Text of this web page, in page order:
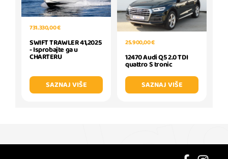
731.330,00 €
SWIFT TRAWLER 41,2025
- Isprobajte ga u
CHARTERU
SAZNAJ VIŠE
25.900,00 €
12470 Audi Q5 2.0 TDI
quattro S tronic
SAZNAJ VIŠE